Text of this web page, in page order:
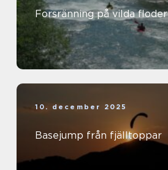
Forsränning på vilda floder
10. december 2025
Basejump från fjälltoppar